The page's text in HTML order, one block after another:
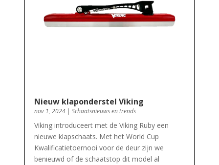
Nieuw klaponderstel Viking
nov 1, 2024| Schaatsnieuws en trends
Viking introduceert met de Viking Ruby een
nieuwe klapschaats. Met het World Cup
Kwalificatietoernooi voor de deur zijn we
benieuwd of de schaatstop dit model al